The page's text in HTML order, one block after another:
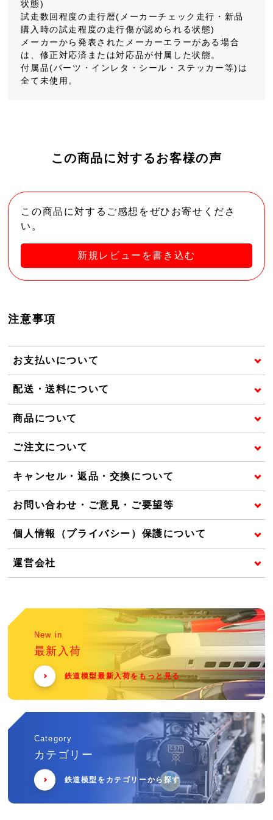
状態)
試走数回程度の走行暦(メーカーチェック走行・新品
購入時の試走程度の走行傷が認められる状態)
メーカーから発表されたメーカーエラーがある場合
は、修正対応済または対応品が付属した状態。
付属品(パーツ・インレタ・シール・ステッカー等)は
全て未使用。
この商品に対するお客様の声
この商品に対するご感想をぜひお寄せくださ
い。
新規レビューを書き込む
注意事項
お支払いについて
配送・送料について
商品について
ご注文について
キャンセル・返品・交換について
お問い合わせ・ご意見・ご要望等
個人情報（プライバシー）保護について
運営会社
New in
最新入荷
鉄道模型最新入荷をもっと見る
Category
カテゴリー
鉄道模型をカテゴリーから探す